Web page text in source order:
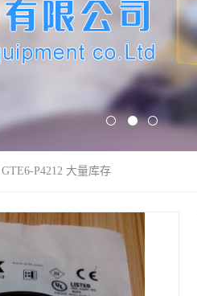
P4212 大量库存